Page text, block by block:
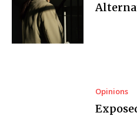
Opinions